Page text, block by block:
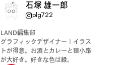
石塚 雄一郎
plg722
LAND編集部
グラフィックデザイナー｜イラス
トが得意。お酒とカレーと狸小路
が大好き。好きな色は緑。